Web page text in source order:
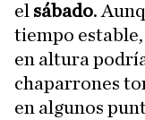
el sábado.
tiempo
en altura
chaparrones
en algunos